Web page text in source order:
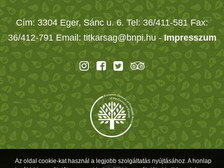
Cím: 3304 Eger, Sánc u. 6. Tel: 36/411-581 Fax:
36/412-791 Email: titkarsag@bnpi.hu - Impresszum
Az oldal cookie-kat használ a legjobb szolgáltatás nyújtásához. A honlap